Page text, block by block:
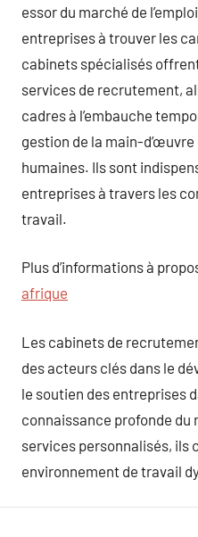
essor du marché de
entreprises à trouver les
cabinets spécialisés
services de recrutement,
cadres à l’embauche
gestion de la main-
humaines. Ils sont
entreprises à travers les
travail.
Plus d’informations à
afrique
Les cabinets de
des acteurs clés dans le
le soutien des entreprises
connaissance profonde
services personnalisés, ils
environnement de travail